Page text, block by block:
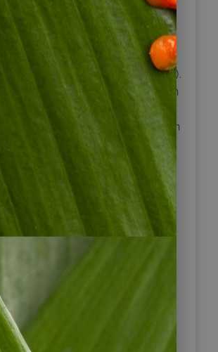
San Pedro de Atacama
kleine Dörfer indigener
der Atacameños (oder Lick-
ursprünglichen Sprache Kunza).
werden Ayllus genannt – in
dies, eine organisierte
Nachbarschaftshilfe, die auf den
der gemeinsamen Vorfahren
Wichtigkeit von
Zusammenarbeit
wir etwa fünf Kilometer
und erreichen die
von Coyo. Nach Ankunft
zwei der Atacameño-Familien
von ihnen durch ihre
Wege und Pfade führen,
das lokale
und die Tierhaltung